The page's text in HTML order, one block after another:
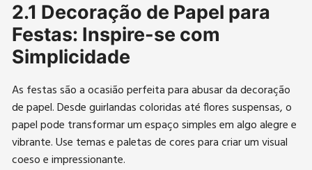
2.1 Decoração de Papel para
Festas: Inspire-se com
Simplicidade
As festas são a ocasião perfeita para abusar da decoração
de papel. Desde guirlandas coloridas até flores suspensas, o
papel pode transformar um espaço simples em algo alegre e
vibrante. Use temas e paletas de cores para criar um visual
coeso e impressionante.